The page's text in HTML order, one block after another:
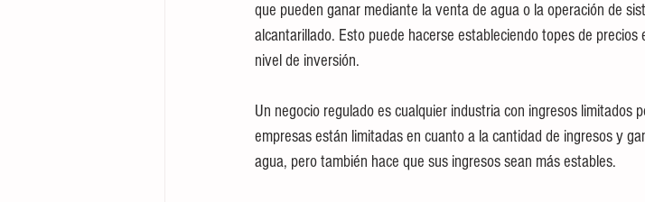
que pueden ganar mediante la venta de agua o la operación de
alcantarillado. Esto puede hacerse estableciendo topes de
nivel de inversión.
Un negocio regulado es cualquier industria con ingresos limitados
empresas están limitadas en cuanto a la cantidad de ingresos y
agua, pero también hace que sus ingresos sean más estables.